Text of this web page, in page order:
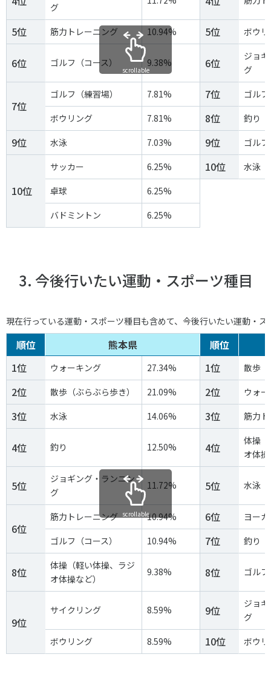
知る学ぶ
SPORT POLICY INCUBATOR ―スポーツ政策の『卵』 ―
Sport Topics
スポーツ 歴史の検証
スポーツ辞典
SSF BOOKS
グ
5位 筋力トレーニング 10.94% 5位 ボウ
6位 ゴルフ（コース） 9.38% 6位
ジョ
グ
7位
ゴルフ（練習場） 7.81% 7位
ゴル
ボウリング
7.81% 8位 釣り
9位 水泳 7.03% 9位 ゴル
10位
サッカー 6.25% 10位
水泳
卓球
6.25%
バドミントン
6.25%
scrollable
3. 今後行いたい運動・スポーツ種目
現在行っている運動・スポーツ種目も含めて、今後行いたい運動・ス
順位 熊本県
順位
1位
ウォーキング 27.34% 1位 散歩
2位 散歩（ぶらぶら歩き） 21.09% 2位 ウォ
3位 水泳 14.06% 3位 筋力
4位 釣り 12.50% 4位
体操
オ体
5位
ジョギング・ランニン
グ
11.72% 5位 水泳
6位
筋力トレーニング 10.94% 6位
ヨーガ
ゴルフ（コース）
10.94% 7位 釣り
8位
体操（軽い体操、ラジ
オ体操など）
9.38% 8位 ゴル
9位
サイクリング 8.59% 9位
ジョ
グ
ボウリング
8.59% 10位 ボウ
scrollable